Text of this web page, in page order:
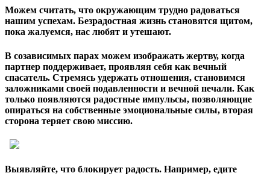
Можем считать, что окружающим трудно радоваться
нашим успехам. Безрадостная жизнь становятся щитом,
пока жалуемся, нас любят и утешают.
В созависимых парах можем изображать жертву, когда
партнер поддерживает, проявляя себя как вечный
спасатель. Стремясь удержать отношения, становимся
заложниками своей подавленности и вечной печали. Как
только появляются радостные импульсы, позволяющие
опираться на собственные эмоциональные силы, вторая
сторона теряет свою миссию.
Выявляйте, что блокирует радость. Например, едите